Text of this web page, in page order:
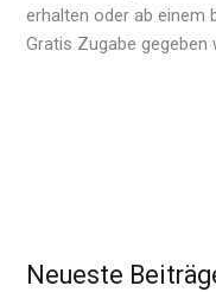
erhalten oder ab einem
Gratis Zugabe gegeben
Neueste